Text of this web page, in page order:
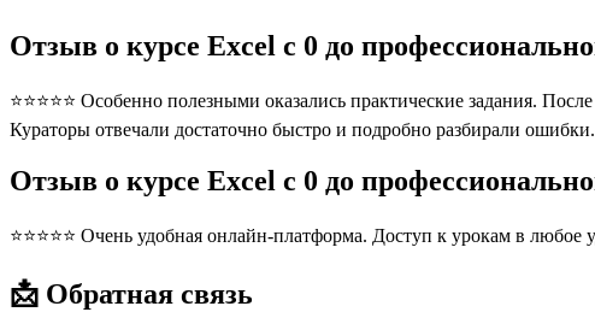
Отзыв о курсе Excel с 0 до
⭐⭐⭐⭐⭐ Особенно полезными оказались практические задания.
Кураторы отвечали достаточно быстро и подробно разбирали ошибки.
Отзыв о курсе Excel с 0 до
⭐⭐⭐⭐⭐ Очень удобная онлайн-платформа. Доступ к урокам в любое
📩 Обратная связь